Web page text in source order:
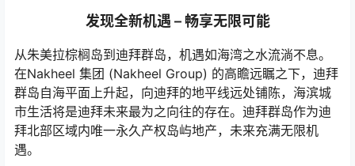
发现全新机遇 – 畅享无限可能
从朱美拉棕榈岛到迪拜群岛，机遇如海湾之水流淌不息。
在Nakheel 集团 (Nakheel Group) 的高瞻远瞩之下，迪拜
群岛自海平面上升起，向迪拜的地平线远处铺陈，海滨城
市生活将是迪拜未来最为之向往的存在。迪拜群岛作为迪
拜北部区域内唯一永久产权岛屿地产，未来充满无限机
遇。